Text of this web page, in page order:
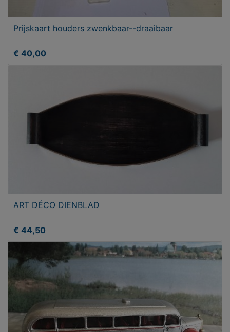
Prijskaart houders zwenkbaar--draaibaar
€ 40,00
ART DÉCO DIENBLAD
€ 44,50